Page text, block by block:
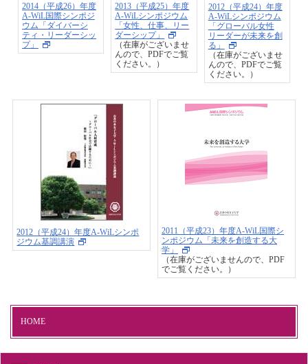
2014（平成26）年度
A-WiL国際シンポジ
ウム「ダイバーシ
ティ・リーダーシッ
プ」
2013（平成25）年度
A-WiLシンポジウム
「女性、仕事、リー
ダーシップ」
（在庫がございませ
んので、PDFでご覧
ください。）
2012（平成24）年度
A-WiLシンポジウム
「グローバル女性
リーダーが未来を創
る」
（在庫がございませ
んので、PDFでご覧
ください。）
2012（平成24）年度A-WiLシンポ
ジウム基調講演
2011（平成23）年度A-WiL国際シ
ンポジウム「未来を創造する大
学」
（在庫がございませんので、PDF
でご覧ください。）
HOME